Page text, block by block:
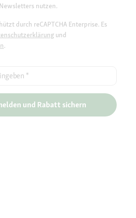
nutzen.
durch reCAPTCHA Enterprise. Es
und
.
*
und Rabatt sichern